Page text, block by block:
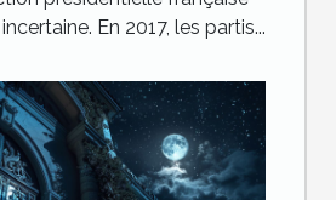
En 2017, les partis...